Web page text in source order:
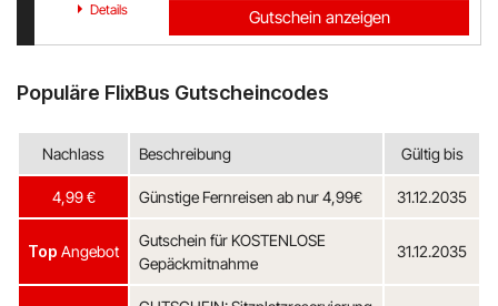
Details Gutschein anzeigen
Populäre FlixBus Gutscheincodes
Nachlass Beschreibung Gültig bis
4,99 € Günstige Fernreisen ab nur 4,99€ 31.12.2035
Top Angebot
Gutschein für KOSTENLOSE
Gepäckmitnahme
31.12.2035